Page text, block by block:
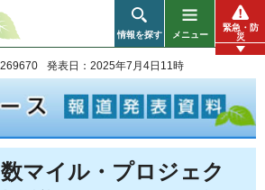
情報を探す メニュー
緊急・防
災
発表日：2025年7月4日11時
マイル・プロジェク